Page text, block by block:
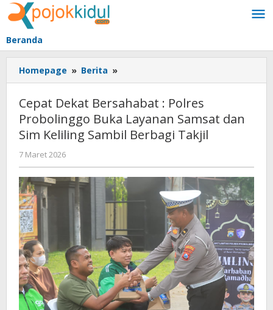
Lewati
ke
konten
Beranda
Homepage » Berita »
Dekat
:
Polres
Probolinggo
Samsat
dan
Sim
Keliling
Berbagi
Takjil
Cepat Dekat Bersahabat : Polres
Probolinggo Buka Layanan Samsat dan
Sim Keliling Sambil Berbagi Takjil
7 Maret 2026
BangAdmin